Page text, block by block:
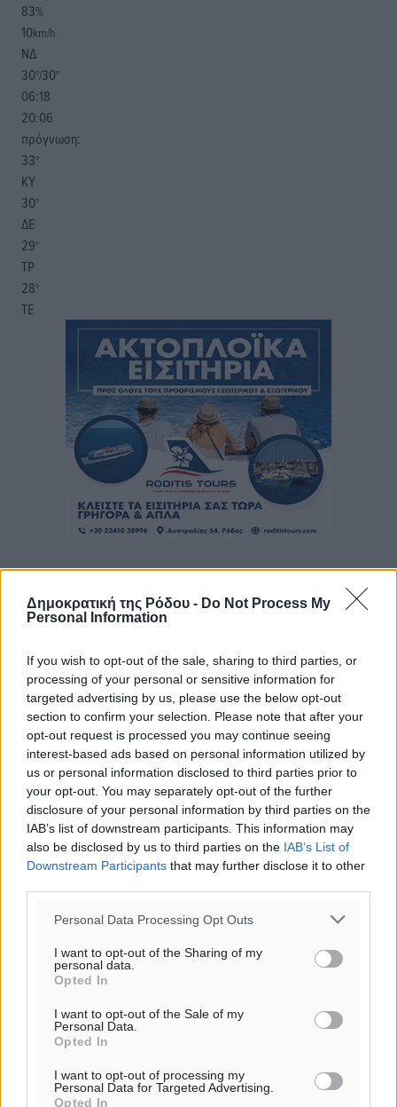
Δημοκρατική της Ρόδου - Do Not Process My
Personal Information
If you wish to opt-out of the sale, sharing to third parties, or
processing of your personal or sensitive information for
targeted advertising by us, please use the below opt-out
section to confirm your selection. Please note that after your
opt-out request is processed you may continue seeing
interest-based ads based on personal information utilized by
us or personal information disclosed to third parties prior to
your opt-out. You may separately opt-out of the further
disclosure of your personal information by third parties on the
IAB’s list of downstream participants. This information may
also be disclosed by us to third parties on the IAB’s List of
Downstream Participants that may further disclose it to other
Personal Data Processing Opt Outs
I want to opt-out of the Sharing of my
personal data.
Opted In
I want to opt-out of the Sale of my
Personal Data.
Opted In
I want to opt-out of processing my
Personal Data for Targeted Advertising.
Opted In
83%
10km/h
ΝΔ
30°/30°
06:18
20:06
πρόγνωση:
33°
ΚΥ
30°
ΔΕ
29°
ΤΡ
28°
ΤΕ
Γ’ Εθνική Κατηγορία: Οι ημερομηνίες των
αγωνιστικών της κανονικής περιόδου
Αθλητικά• πριν 1 ώρα